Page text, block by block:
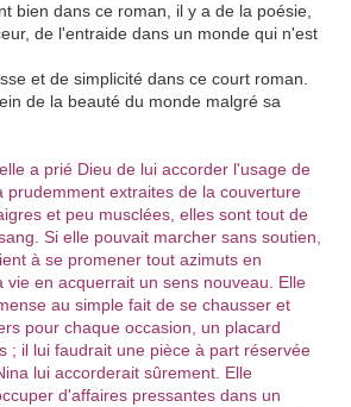
bien dans ce roman, il y a de la poésie,
de l'entraide dans un monde qui n'est
et de simplicité dans ce court roman.
de la beauté du monde malgré sa
a prié Dieu de lui accorder l'usage de
prudemment extraites de la couverture
et peu musclées, elles sont tout de
Si elle pouvait marcher sans soutien,
à se promener tout azimuts en
vie en acquerrait un sens nouveau. Elle
au simple fait de se chausser et
pour chaque occasion, un placard
; il lui faudrait une pièce à part réservée
lui accorderait sûrement. Elle
d'affaires pressantes dans un